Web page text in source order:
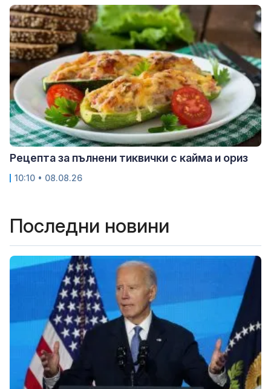
Рецепта за пълнени тиквички с кайма и ориз
10:10 • 08.08.26
Последни новини